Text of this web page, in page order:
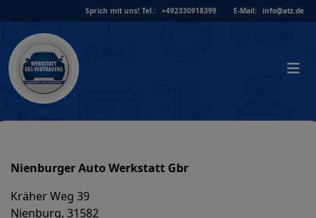
to
content
Sprich mit uns! Tel.: +492330918399 E-Mail: info@atz.de
Nienburger Auto Werkstatt Gbr
Kräher Weg 39
Nienburg, 31582